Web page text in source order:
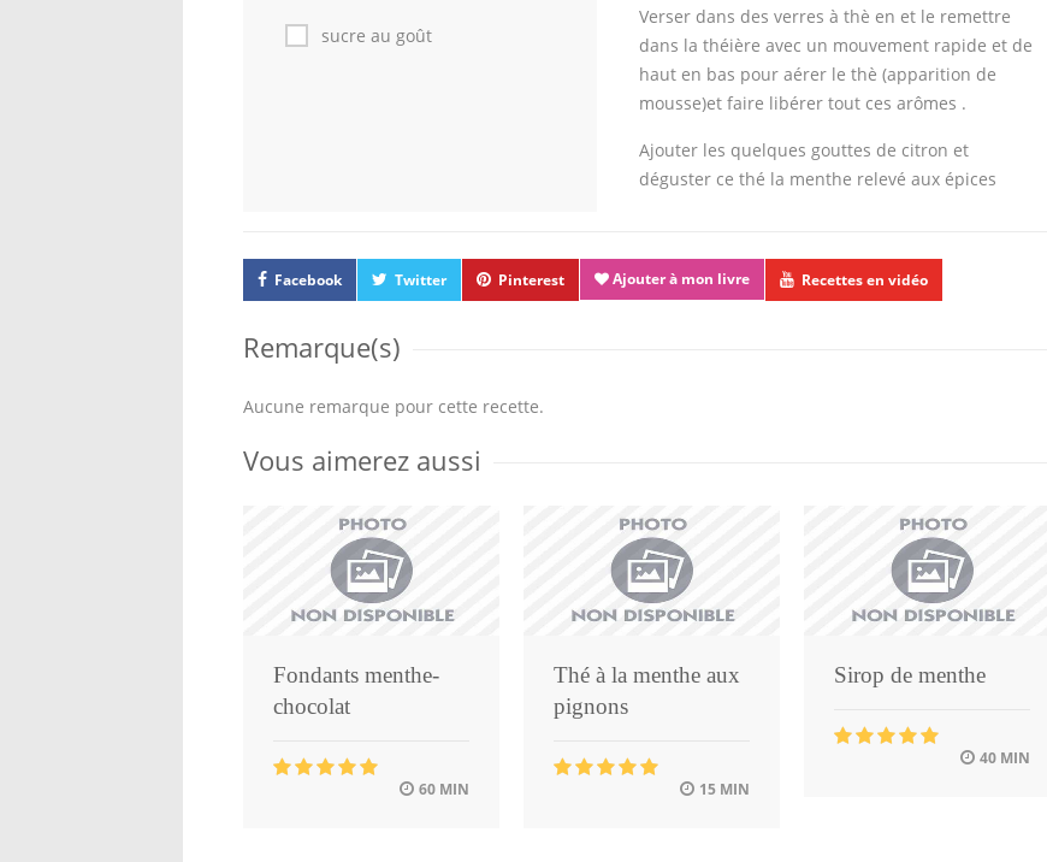
sucre au goût
Verser dans des verres à thè en et le remettre
dans la théière avec un mouvement rapide et de
haut en bas pour aérer le thè (apparition de
mousse)et faire libérer tout ces arômes .
Ajouter les quelques gouttes de citron et
déguster ce thé la menthe relevé aux épices
Facebook Twitter Pinterest Ajouter à mon livre Recettes en vidéo
Remarque(s)
Aucune remarque pour cette recette.
Vous aimerez aussi
Fondants menthe-
chocolat
60 MIN
Thé à la menthe aux
pignons
15 MIN
Sirop de menthe
40 MIN